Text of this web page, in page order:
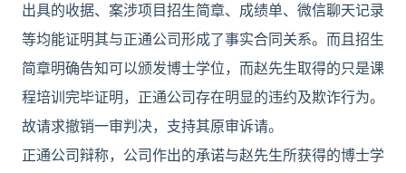
出具的收据、案涉项目招生简章、成绩单、微信聊天记录
等均能证明其与正通公司形成了事实合同关系。而且招生
简章明确告知可以颁发博士学位，而赵先生取得的只是课
程培训完毕证明，正通公司存在明显的违约及欺诈行为。
故请求撤销一审判决，支持其原审诉请。
正通公司辩称，公司作出的承诺与赵先生所获得的博士学